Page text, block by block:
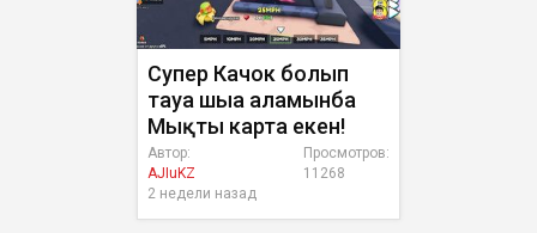
Супер Качок болып
тауға шыға аламынба
Мықты карта екен!
Просмотров:
11268
Автор:
AJIuKZ
2 недели назад